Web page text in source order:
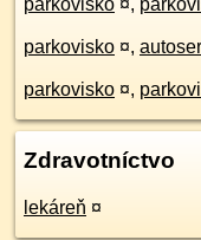
parkovisko ¤,
parkovisko ¤,
parkovisko ¤,
Zdravotníctvo
lekáreň ¤